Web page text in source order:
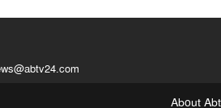
About